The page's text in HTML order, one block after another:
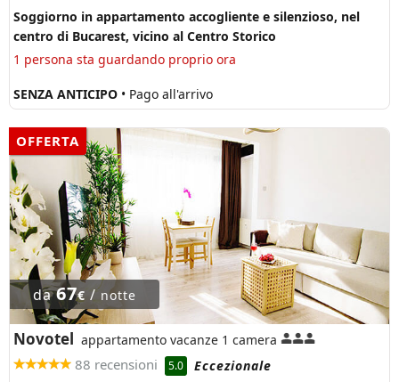
Soggiorno in appartamento accogliente e silenzioso, nel
centro di Bucarest, vicino al Centro Storico
1 persona sta guardando proprio ora
SENZA ANTICIPO • Pago all'arrivo
OFFERTA
da67€ /notte
Novotel appartamento vacanze 1 camera
88 recensioni 5.0
Eccezionale